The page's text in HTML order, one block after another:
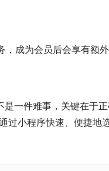
，成为会员后会享有额
是一件难事，关键在于
过小程序快速、便捷